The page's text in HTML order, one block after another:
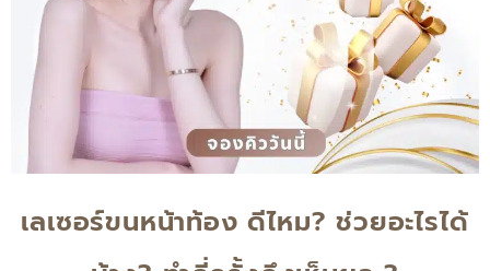
เลเซอร์ขนหน้าท้อง ดีไหม? ช่วยอะไรได้